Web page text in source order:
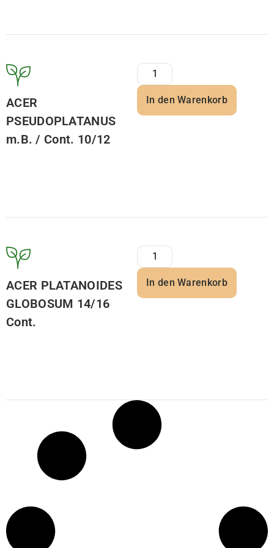
ACER
PSEUDOPLATANUS
m.B. / Cont. 10/12
In den Warenkorb
ACER PLATANOIDES
GLOBOSUM 14/16
Cont.
In den Warenkorb